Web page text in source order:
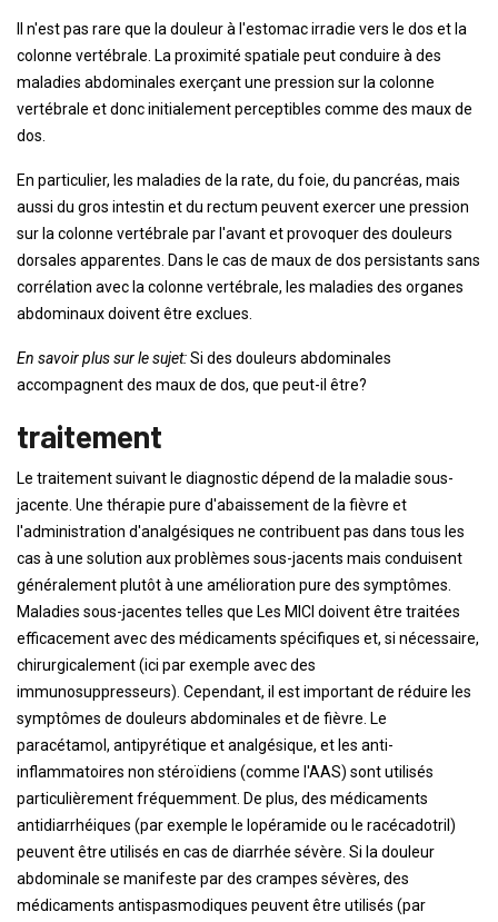
Il n'est pas rare que la douleur à l'estomac irradie vers le dos et la
colonne vertébrale. La proximité spatiale peut conduire à des
maladies abdominales exerçant une pression sur la colonne
vertébrale et donc initialement perceptibles comme des maux de
dos.
En particulier, les maladies de la rate, du foie, du pancréas, mais
aussi du gros intestin et du rectum peuvent exercer une pression
sur la colonne vertébrale par l'avant et provoquer des douleurs
dorsales apparentes. Dans le cas de maux de dos persistants sans
corrélation avec la colonne vertébrale, les maladies des organes
abdominaux doivent être exclues.
En savoir plus sur le sujet:Si des douleurs abdominales
accompagnent des maux de dos, que peut-il être?
traitement
Le traitement suivant le diagnostic dépend de la maladie sous-
jacente. Une thérapie pure d'abaissement de la fièvre et
l'administration d'analgésiques ne contribuent pas dans tous les
cas à une solution aux problèmes sous-jacents mais conduisent
généralement plutôt à une amélioration pure des symptômes.
Maladies sous-jacentes telles que Les MICI doivent être traitées
efficacement avec des médicaments spécifiques et, si nécessaire,
chirurgicalement (ici par exemple avec des
immunosuppresseurs). Cependant, il est important de réduire les
symptômes de douleurs abdominales et de fièvre. Le
paracétamol, antipyrétique et analgésique, et les anti-
inflammatoires non stéroïdiens (comme l'AAS) sont utilisés
particulièrement fréquemment. De plus, des médicaments
antidiarrhéiques (par exemple le lopéramide ou le racécadotril)
peuvent être utilisés en cas de diarrhée sévère. Si la douleur
abdominale se manifeste par des crampes sévères, des
médicaments antispasmodiques peuvent être utilisés (par